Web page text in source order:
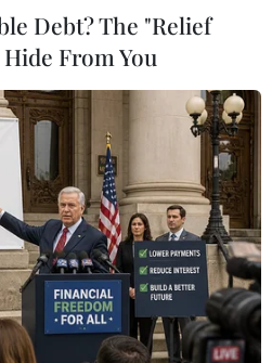
Nam Từ Liêm thực hiện kiểm tra
cho khu vực sân vận động Quốc
Mạnh Khánh/TTXVN)
thành phố Hà Nội vừa
Debt? The "Relief
From You